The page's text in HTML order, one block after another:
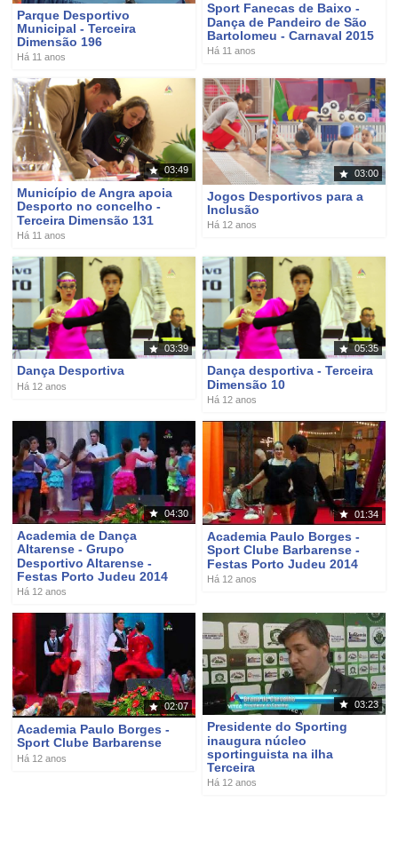
Parque Desportivo
Municipal - Terceira
Dimensão 196
Há 11 anos
Sport Fanecas de Baixo -
Dança de Pandeiro de São
Bartolomeu - Carnaval 2015
Há 11 anos
03:49
Município de Angra apoia
Desporto no concelho‏ -
Terceira Dimensão 131
Há 11 anos
03:00
Jogos Desportivos para a
Há 12 anos
03:39
Dança Desportiva
Há 12 anos
05:35
Dança desportiva - Terceira
Dimensão 10
Há 12 anos
04:30
Academia de Dança
Altarense - Grupo
Desportivo Altarense -
Festas Porto Judeu 2014
Há 12 anos
01:34
Academia Paulo Borges -
Sport Clube Barbarense -
Festas Porto Judeu 2014
Há 12 anos
02:07
Academia Paulo Borges -
Sport Clube Barbarense
Há 12 anos
03:23
Presidente do Sporting
inaugura núcleo
sportinguista na ilha
Terceira
Há 12 anos